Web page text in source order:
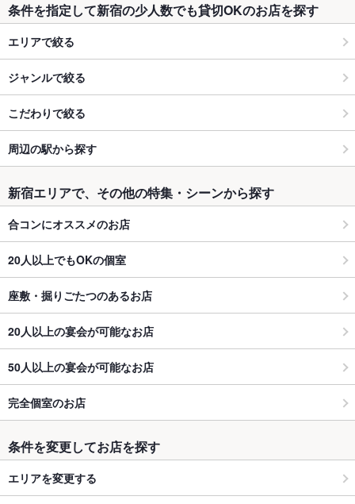
条件を指定して新宿の少人数でも貸切OKのお店を探す
エリアで絞る
ジャンルで絞る
こだわりで絞る
周辺の駅から探す
新宿エリアで、その他の特集・シーンから探す
合コンにオススメのお店
20人以上でもOKの個室
座敷・掘りごたつのあるお店
20人以上の宴会が可能なお店
50人以上の宴会が可能なお店
完全個室のお店
条件を変更してお店を探す
エリアを変更する